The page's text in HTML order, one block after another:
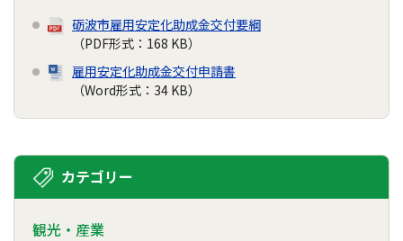
砺波市雇用安定化助成金交付要綱
（PDF形式：168 KB）
雇用安定化助成金交付申請書
（Word形式：34 KB）
カテゴリー
観光・産業